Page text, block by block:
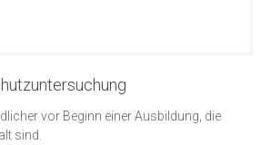
vor Beginn einer Ausbildung, die
sind.